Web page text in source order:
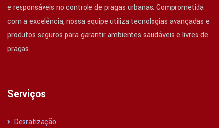
e responsáveis no controle de pragas urbanas. Comprometida
com a excelência, nossa equipe utiliza tecnologias avançadas e
produtos seguros para garantir ambientes saudáveis e livres de
pragas.
Serviços
Desratização